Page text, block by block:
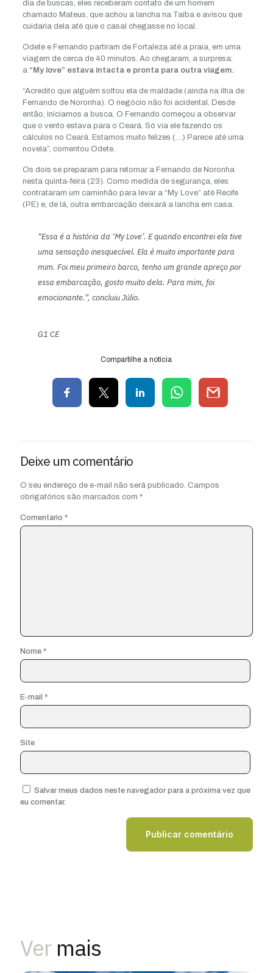
dia de buscas, eles receberam contato de um homem
chamado Mateus, que achou a lancha na Taíba e avisou que
cuidaria dela até que o casal chegasse no local.
Odete e Fernando partiram de Fortaleza até a praia, em uma
viagem de cerca de 40 minutos. Ao chegaram, a surpresa:
a “My love” estava intacta e pronta para outra viagem.
“Acredito que alguém soltou ela de maldade (ainda na ilha de
Fernando de Noronha). O negócio não foi acidental. Desde
então, iniciamos a busca. O Fernando começou a observar
que o vento estava para o Ceará. Só via ele fazendo os
cálculos no Ceará. Estamos muito felizes (…) Parece até uma
novela”, comentou Odete.
Os dois se preparam para retornar a Fernando de Noronha
nesta quinta-feira (23). Como medida de segurança, eles
contrataram um caminhão para levar a “My Love” até Recife
(PE) e, de lá, outra embarcação deixará a lancha em casa.
“Essa é a história da ‘My Love’. E quando encontrei ela tive
uma sensação inesquecível. Ela é muito importante para
mim. Foi meu primeiro barco, tenho um grande apreço por
essa embarcação, gosto muito dela. Para mim, foi
emocionante.”, concluiu Júlio.
G1 CE
Compartilhe a notícia
Deixe um comentário
O seu endereço de e-mail não será publicado. Campos
obrigatórios são marcados com *
Comentário *
Nome *
E-mail *
Site
Salvar meus dados neste navegador para a próxima vez que
eu comentar.
Ver mais